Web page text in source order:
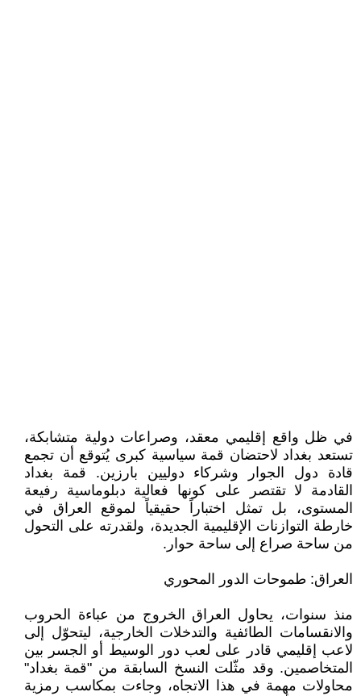
في ظل واقع إقليمي معقد، وصراعات دولية متشابكة،
تستعد بغداد لاحتضان قمة سياسية كبرى يُتوقع أن تجمع
قادة دول الجوار وشركاء دوليين بارزين. قمة بغداد
القادمة لا تقتصر على كونها فعالية دبلوماسية رفيعة
المستوى، بل تمثل اختباراً حقيقياً لموقع العراق في
خارطة التوازنات الإقليمية الجديدة، ولقدرته على التحول
من ساحة صراع إلى ساحة حوار.
العراق: طموحات الدور المحوري
منذ سنوات، يحاول العراق الخروج من عباءة الحروب
والانقسامات الطائفية والتدخلات الخارجية، ليتحوّل إلى
لاعب إقليمي قادر على لعب دور الوسيط أو الجسر بين
المتخاصمين. وقد مثّلت النسخ السابقة من "قمة بغداد"
محاولات مهمة في هذا الاتجاه، وجاءت بمكاسب رمزية